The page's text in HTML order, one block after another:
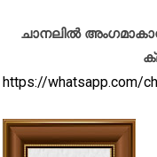
ചാനലിൽ
https://whatsapp.com/